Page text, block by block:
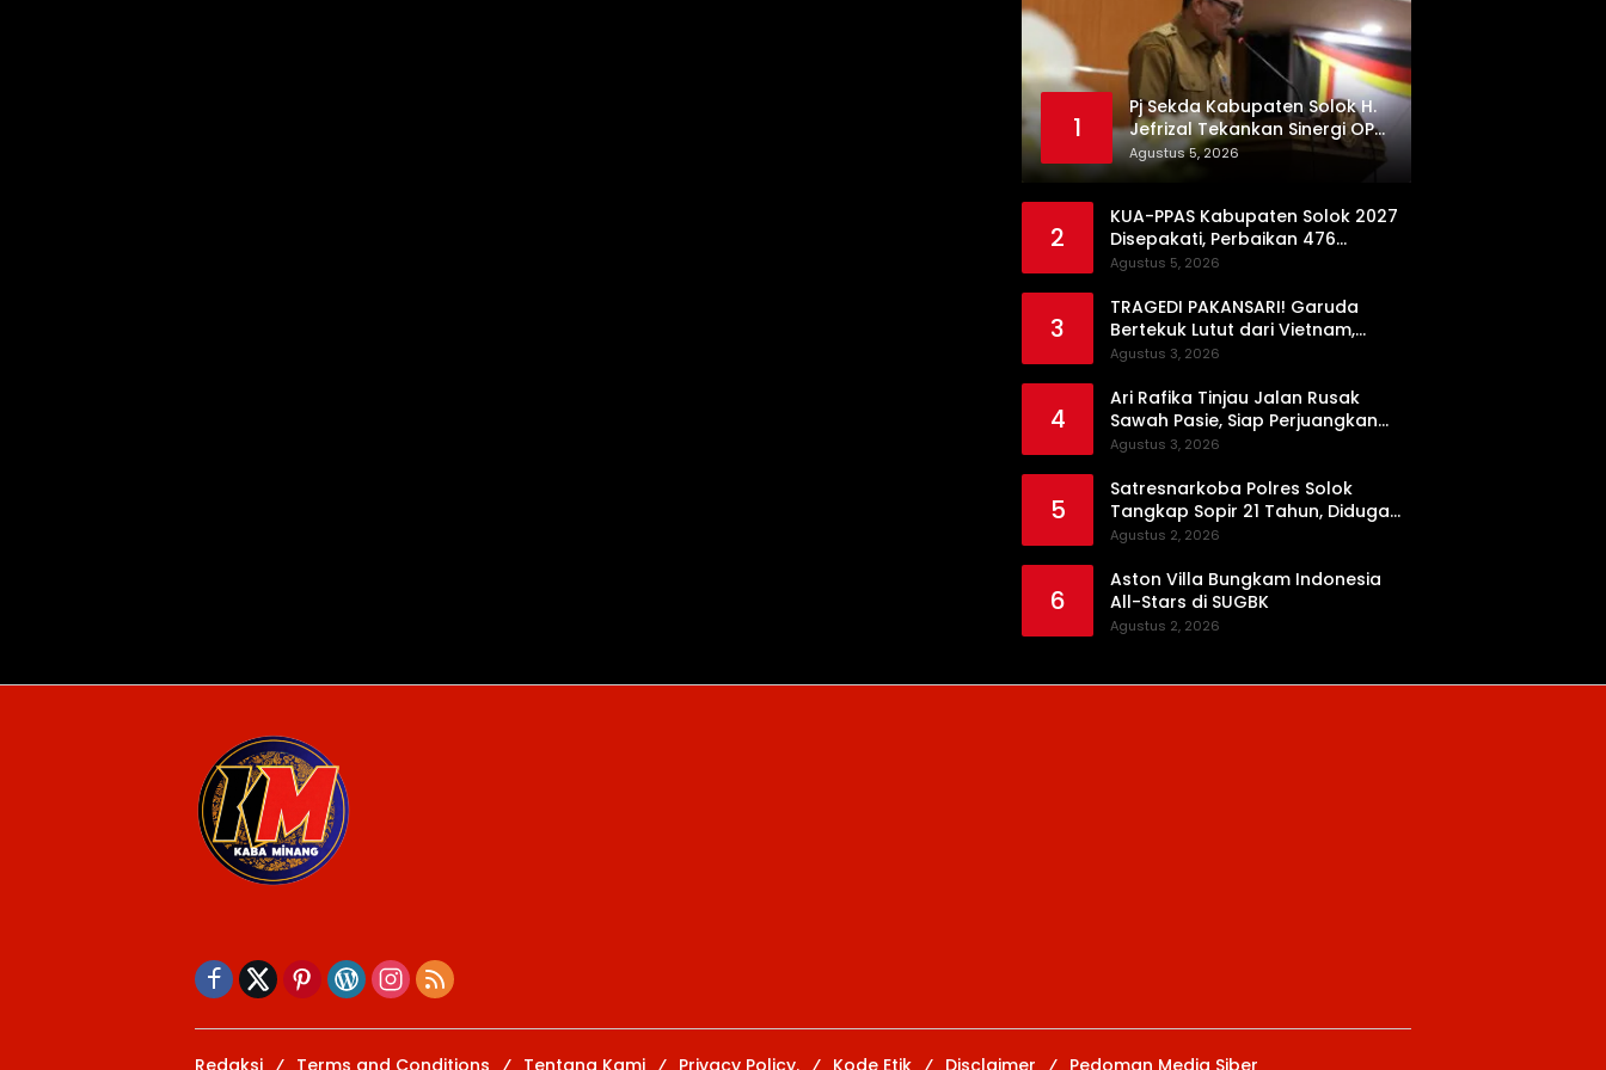
1
Pj Sekda Kabupaten Solok H.
Jefrizal Tekankan Sinergi OPD
demi Percepatan
Pembangunan Daerah
Agustus 5, 2026
2
KUA-PPAS Kabupaten Solok 2027
Disepakati, Perbaikan 476
Kilometer Jalan Rusak Jadi
Agustus 5, 2026
3
TRAGEDI PAKANSARI! Garuda
Bertekuk Lutut dari Vietnam,
Langkah ke Semifinal Kini di Ujung
Agustus 3, 2026
4
Ari Rafika Tinjau Jalan Rusak
Sawah Pasie, Siap Perjuangkan
Perbaikannya di DPRD
Agustus 3, 2026
5
Satresnarkoba Polres Solok
Tangkap Sopir 21 Tahun, Diduga
Kuasai Satu Paket Sabu di Kubung
Agustus 2, 2026
6
Aston Villa Bungkam Indonesia
All-Stars di SUGBK
Agustus 2, 2026